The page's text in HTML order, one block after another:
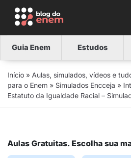
Guia Enem Estudos
Início » Aulas, simulados, vídeos e
para o Enem » Simulados Encceja »
Estatuto da Igualdade Racial –
Aulas Gratuitas. Escolha sua